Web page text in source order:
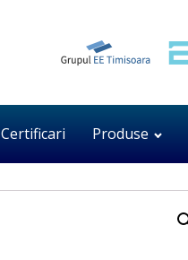
Certificari Produse